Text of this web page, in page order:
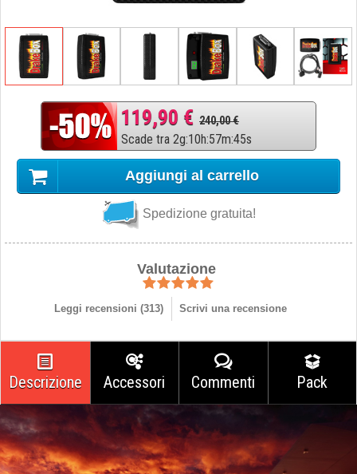
119,90 € 240,00 €
Scade tra 2g:10h:57m:44s
Aggiungi al carrello
Spedizione gratuita!
Valutazione
Leggi recensioni (313) Scrivi una recensione
Descrizione Accessori Commenti Pack